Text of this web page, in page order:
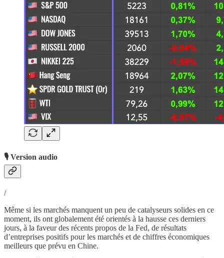
🎙️ Version audio
/
Même si les marchés manquent un peu de catalyseurs solides en ce
moment, ils ont globalement été orientés à la hausse ces derniers
jours, à la faveur des récents propos de la Fed, de résultats
d’entreprises positifs pour les marchés et de chiffres économiques
meilleurs que prévu en Chine.